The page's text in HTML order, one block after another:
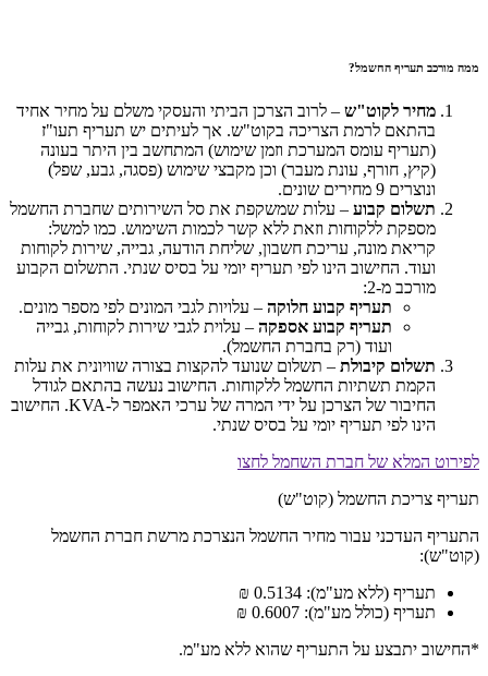
ממה מורכב תעריף החשמל?
מחיר לקוט"ש – לרוב הצרכן הביתי והעסקי משלם על מחיר אחיד
בהתאם לרמת הצריכה בקוט"ש. אך לעיתים יש תעריף תעו"ז
(תעריף עומס המערכת וזמן שימוש) המתחשב בין היתר בעונה
(קיץ, חורף, עונת מעבר) וכן מקבצי שימוש (פסגה, גבע, שפל)
ונוצרים 9 מחירים שונים.
תשלום קבוע – עלות שמשקפת את סל השירותים שחברת החשמל
מספקת ללקוחות וזאת ללא קשר לכמות השימוש. כמו למשל:
קריאת מונה, עריכת חשבון, שליחת הודעה, גבייה, שירות לקוחות
ועוד. החישוב הינו לפי תעריף יומי על בסיס שנתי. התשלום הקבוע
מורכב מ-2:
תעריף קבוע חלוקה – עלויות לגבי המונים לפי מספר מונים.
תעריף קבוע אספקה – עלוית לגבי שירות לקוחות, גבייה
ועוד (רק בחברת החשמל).
תשלום קיבולת – תשלום שנועד להקצות בצורה שוויונית את עלות
הקמת תשתיות החשמל ללקוחות. החישוב נעשה בהתאם לגודל
החיבור של הצרכן על ידי המרה של ערכי האמפר ל-KVA. החישוב
הינו לפי תעריף יומי על בסיס שנתי.
לפירוט המלא של חברת השחמל לחצו
תעריף צריכת החשמל (קוט"ש)
התעריף העדכני עבור מחיר החשמל הנצרכת מרשת חברת החשמל
(קוט"ש):
תעריף (ללא מע"מ): 0.5134 ₪
תעריף (כולל מע"מ): 0.6007 ₪
*החישוב יתבצע על התעריף שהוא ללא מע"מ.